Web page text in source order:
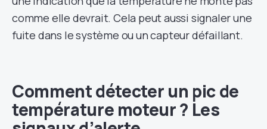
comme elle devrait. Cela peut aussi signaler une
fuite dans le système ou un capteur défaillant.
Comment détecter un pic de
température moteur ? Les